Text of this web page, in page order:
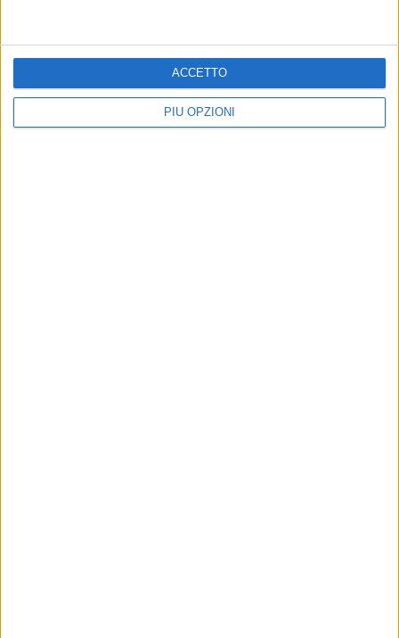
PIÙ OPZIONI
ACCETTO